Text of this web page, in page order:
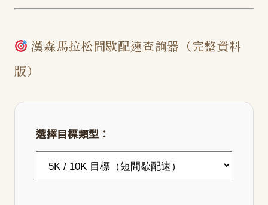
漢森馬拉松間歇配速查詢器（完整資料
版）
選擇目標類型：